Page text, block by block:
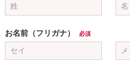
お名前（フリガナ） 必須